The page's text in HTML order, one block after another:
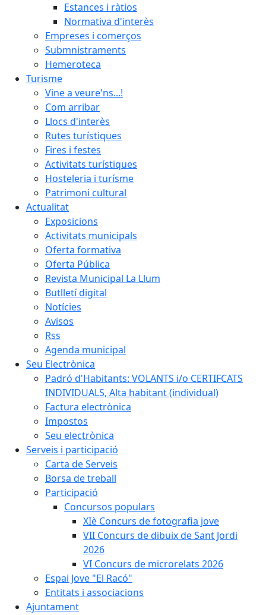
Estances i ràtios
Normativa d'interès
Empreses i comerços
Submnistraments
Hemeroteca
Turisme
Vine a veure'ns...!
Com arribar
Llocs d'interès
Rutes turístiques
Fires i festes
Activitats turístiques
Hosteleria i turísme
Patrimoni cultural
Actualitat
Exposicions
Activitats municipals
Oferta formativa
Oferta Pública
Revista Municipal La Llum
Butlletí digital
Notícies
Avisos
Rss
Agenda municipal
Seu Electrònica
Padró d'Habitants: VOLANTS i/o CERTIFCATS
INDIVIDUALS, Alta habitant (individual)
Factura electrònica
Impostos
Seu electrònica
Serveis i participació
Carta de Serveis
Borsa de treball
Participació
Concursos populars
XIè Concurs de fotografia jove
VII Concurs de dibuix de Sant Jordi
2026
VI Concurs de microrelats 2026
Espai Jove "El Racó"
Entitats i associacions
Ajuntament